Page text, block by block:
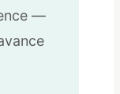
—